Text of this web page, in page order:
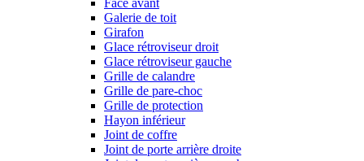
Face avant
Galerie de toit
Girafon
Glace rétroviseur droit
Glace rétroviseur gauche
Grille de calandre
Grille de pare-choc
Grille de protection
Hayon inférieur
Joint de coffre
Joint de porte arrière droite